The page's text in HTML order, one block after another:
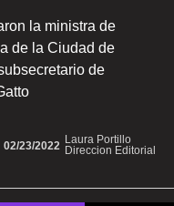
la ministra de
de la Ciudad de
de
Laura Portillo
Direccion Editorial
02/23/2022